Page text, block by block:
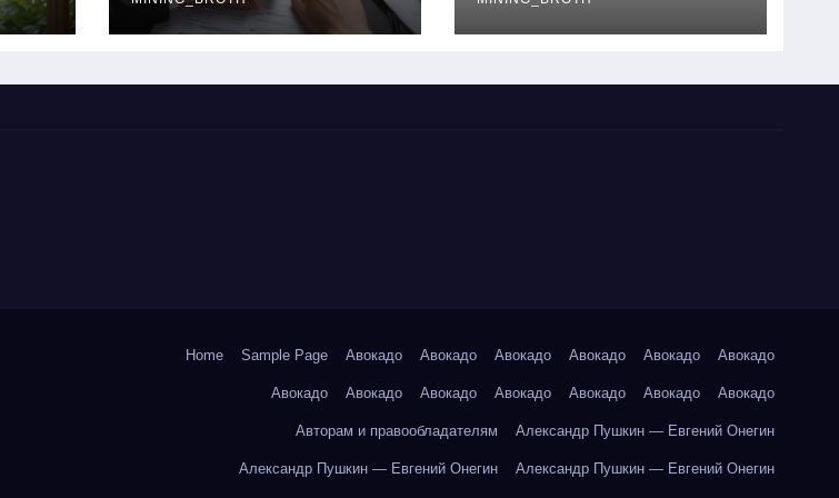
ставки и
требования к
руководство
Home Sample Page Авокадо Авокадо Авокадо Авокадо Авокадо Авокадо
Авокадо Авокадо Авокадо Авокадо Авокадо Авокадо Авокадо
Авторам и правообладателям Александр Пушкин — Евгений Онегин
Александр Пушкин — Евгений Онегин Александр Пушкин — Евгений Онегин